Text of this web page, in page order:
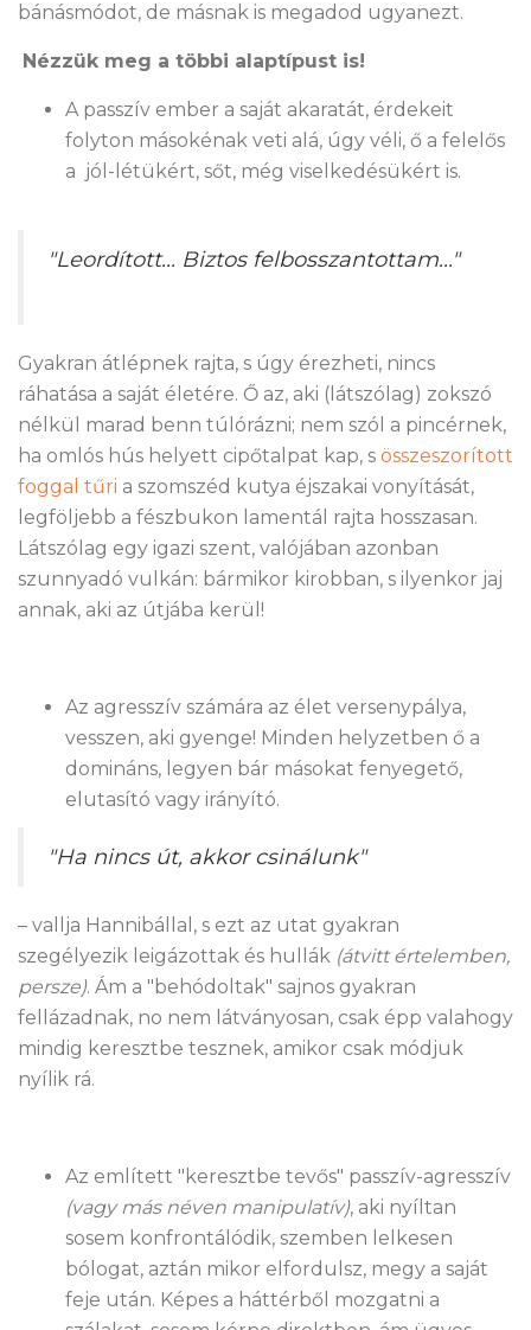
bánásmódot, de másnak is megadod ugyanezt.
Nézzük meg a többi alaptípust is!
A passzív ember a saját akaratát, érdekeit
folyton másokénak veti alá, úgy véli, ő a felelős
a jól-létükért, sőt, még viselkedésükért is.
"Leordított... Biztos felbosszantottam..."
Gyakran átlépnek rajta, s úgy érezheti, nincs
ráhatása a saját életére. Ő az, aki (látszólag) zokszó
nélkül marad benn túlórázni; nem szól a pincérnek,
ha omlós hús helyett cipőtalpat kap, s összeszorított
foggal tűri a szomszéd kutya éjszakai vonyítását,
legföljebb a fészbukon lamentál rajta hosszasan.
Látszólag egy igazi szent, valójában azonban
szunnyadó vulkán: bármikor kirobban, s ilyenkor jaj
annak, aki az útjába kerül!
Az agresszív számára az élet versenypálya,
vesszen, aki gyenge! Minden helyzetben ő a
domináns, legyen bár másokat fenyegető,
elutasító vagy irányító.
"Ha nincs út, akkor csinálunk"
– vallja Hannibállal, s ezt az utat gyakran
szegélyezik leigázottak és hullák (átvitt értelemben,
persze). Ám a "behódoltak" sajnos gyakran
fellázadnak, no nem látványosan, csak épp valahogy
mindig keresztbe tesznek, amikor csak módjuk
nyílik rá.
Az említett "keresztbe tevős" passzív-agresszív
(vagy más néven manipulatív), aki nyíltan
sosem konfrontálódik, szemben lelkesen
bólogat, aztán mikor elfordulsz, megy a saját
feje után. Képes a háttérből mozgatni a